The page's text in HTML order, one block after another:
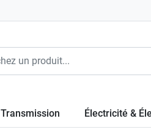
Électricité &